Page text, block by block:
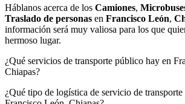
Háblanos acerca de los Camiones,
Traslado de personas en Francisco León,
información será muy valiosa para los que
hermoso lugar.
¿Qué servicios de transporte público hay en
Chiapas?
¿Qué tipo de logística de servicio de transporte